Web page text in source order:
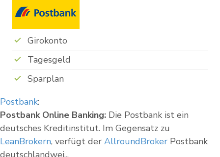
Girokonto
Tagesgeld
Sparplan
Postbank:
Postbank Online Banking: Die Postbank ist ein
deutsches Kreditinstitut. Im Gegensatz zu
LeanBrokern, verfügt der AllroundBroker Postbank
deutschlandwei...